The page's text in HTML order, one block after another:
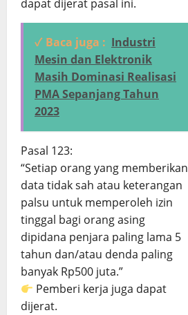
dapat dijerat pasal ini.
✓ Baca juga : Industri
Mesin dan Elektronik
Masih Dominasi Realisasi
PMA Sepanjang Tahun
2023
Pasal 123:
“Setiap orang yang memberikan
data tidak sah atau keterangan
palsu untuk memperoleh izin
tinggal bagi orang asing
dipidana penjara paling lama 5
tahun dan/atau denda paling
banyak Rp500 juta.”
Pemberi kerja juga dapat
dijerat.